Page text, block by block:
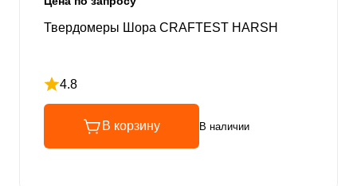
Твердомеры Шора CRAFTEST HARSH
4.8
Рейтинг 4.8 из 5
В корзину В наличии